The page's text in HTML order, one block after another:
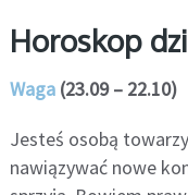
Horoskop
Waga(23.09 – 22.10)
Jesteś osobą
nawiązywać nowe